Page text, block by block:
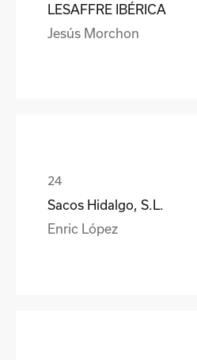
LESAFFRE IBÉRICA
Jesús Morchon
Sacos Hidalgo, S.L.
Enric López